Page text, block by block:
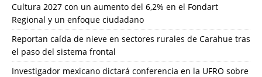
Cultura 2027 con un aumento del 6,2% en el Fondart
Regional y un enfoque ciudadano
Reportan caída de nieve en sectores rurales de Carahue tras
el paso del sistema frontal
Investigador mexicano dictará conferencia en la UFRO sobre